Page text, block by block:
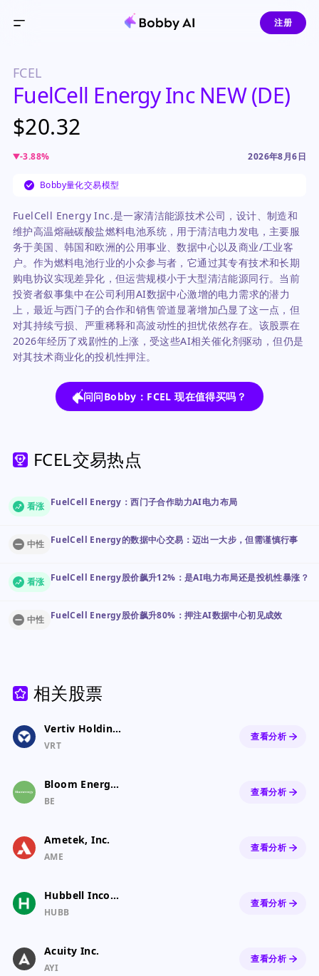
注册
FCEL
FuelCell Energy Inc NEW (DE)
$20.32
-3.88% 2026年8月6日
Bobby量化交易模型
FuelCell Energy Inc.是一家清洁能源技术公司，设计、制造和
维护高温熔融碳酸盐燃料电池系统，用于清洁电力发电，主要服
务于美国、韩国和欧洲的公用事业、数据中心以及商业/工业客
户。作为燃料电池行业的小众参与者，它通过其专有技术和长期
购电协议实现差异化，但运营规模小于大型清洁能源同行。当前
投资者叙事集中在公司利用AI数据中心激增的电力需求的潜力
上，最近与西门子的合作和销售管道显著增加凸显了这一点，但
对其持续亏损、严重稀释和高波动性的担忧依然存在。该股票在
2026年经历了戏剧性的上涨，受这些AI相关催化剂驱动，但仍是
对其技术商业化的投机性押注。
问问Bobby：FCEL 现在值得买吗？
FCEL交易热点
看涨 FuelCell Energy：西门子合作助力AI电力布局
中性 FuelCell Energy的数据中心交易：迈出一大步，但需谨慎行事
看涨 FuelCell Energy股价飙升12%：是AI电力布局还是投机性暴涨？
中性 FuelCell Energy股价飙升80%：押注AI数据中心初见成效
相关股票
Vertiv Holdings Co Class A Common Stock
VRT
查看分析
Bloom Energy Corporation
BE
查看分析
Ametek, Inc.
AME
查看分析
Hubbell Incorporated
HUBB
查看分析
Acuity Inc.
AYI
查看分析